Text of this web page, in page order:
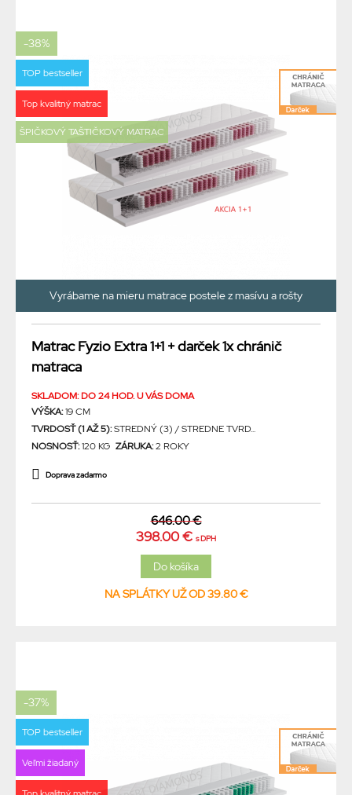
-38%
TOP bestseller
Top kvalitný matrac
ŠPIČKOVÝ TAŠTIČKOVÝ MATRAC
Vyrábame na mieru matrace postele z masívu a rošty
Matrac Fyzio Extra 1+1 + darček 1x chránič
matraca
SKLADOM: DO 24 HOD. U VÁS DOMA
VÝŠKA:19 CM
TVRDOSŤ (1 AŽ 5):STREDNÝ (3) / STREDNE TVRD...
NOSNOSŤ:120 KG ZÁRUKA:2 ROKY
Doprava zadarmo
646.00 €
398.00 € s DPH
NA SPLÁTKY UŽ OD 39.80 €
-37%
TOP bestseller
Veľmi žiadaný